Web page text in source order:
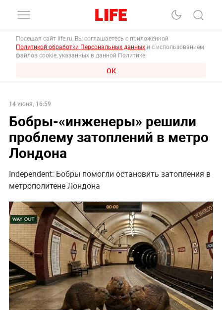
Посещая сайт life.ru, Вы соглашаетесь с приложенной
Политикой обработки Персональных данных и с использованием
файлов cookie, указанных в данной Политике.
ОК
14 июня, 16:59
Бобры-«инженеры» решили
проблему затоплений в метро
Лондона
Independent: Бобры помогли остановить затопления в
метрополитене Лондона